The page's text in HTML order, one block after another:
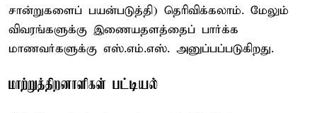
சான்றுகளைப் பயன்படுத்தி) தெரிவிக்கலாம். மேலும்
விவரங்களுக்கு இணையதளத்தைப் பார்க்க
மாணவர்களுக்கு எஸ்.எம்.எஸ். அனுப்பப்படுகிறது.
மாற்றுத்திறனாளிகள் பட்டியல்